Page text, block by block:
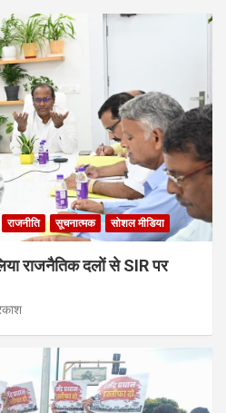
राजनीति सूचनात्मक सोशल मीडिया
राजनैतिक दलों से SIR पर